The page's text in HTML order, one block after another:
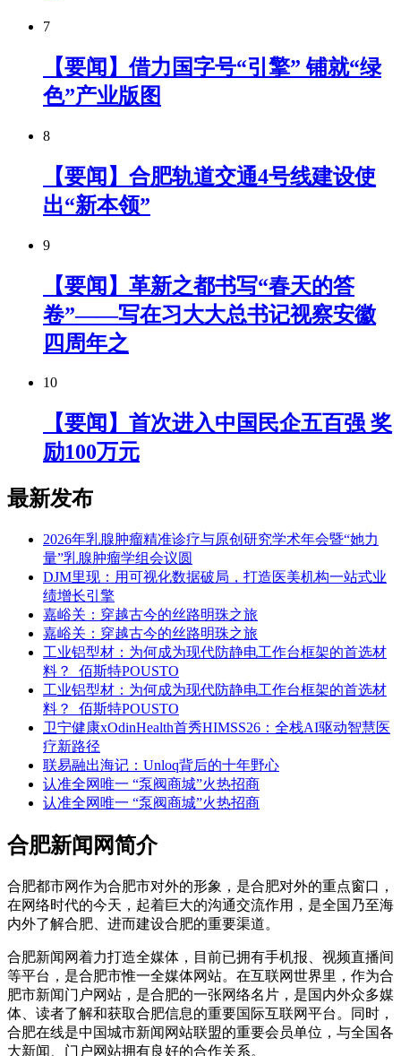
7
【要闻】借力国字号“引擎” 铺就“绿
色”产业版图
8
【要闻】合肥轨道交通4号线建设使
出“新本领”
9
【要闻】革新之都书写“春天的答
卷”——写在习大大总书记视察安徽
四周年之
10
【要闻】首次进入中国民企五百强 奖
励100万元
最新发布
2026年乳腺肿瘤精准诊疗与原创研究学术年会暨“她力
量”乳腺肿瘤学组会议圆
DJM里现：用可视化数据破局，打造医美机构一站式业
绩增长引擎
嘉峪关：穿越古今的丝路明珠之旅
嘉峪关：穿越古今的丝路明珠之旅
工业铝型材：为何成为现代防静电工作台框架的首选材
料？_佰斯特POUSTO
工业铝型材：为何成为现代防静电工作台框架的首选材
料？_佰斯特POUSTO
卫宁健康xOdinHealth首秀HIMSS26：全栈AI驱动智慧医
疗新路径
联易融出海记：Unloq背后的十年野心
认准全网唯一 “泵阀商城”火热招商
认准全网唯一 “泵阀商城”火热招商
合肥新闻网简介
合肥都市网作为合肥市对外的形象，是合肥对外的重点窗口，
在网络时代的今天，起着巨大的沟通交流作用，是全国乃至海
内外了解合肥、进而建设合肥的重要渠道。
合肥新闻网着力打造全媒体，目前已拥有手机报、视频直播间
等平台，是合肥市惟一全媒体网站。在互联网世界里，作为合
肥市新闻门户网站，是合肥的一张网络名片，是国内外众多媒
体、读者了解和获取合肥信息的重要国际互联网平台。同时，
合肥在线是中国城市新闻网站联盟的重要会员单位，与全国各
大新闻、门户网站拥有良好的合作关系。